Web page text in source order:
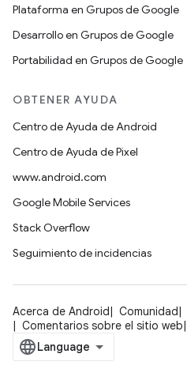
Plataforma en Grupos de Google
Desarrollo en Grupos de Google
Portabilidad en Grupos de Google
OBTENER AYUDA
Centro de Ayuda de Android
Centro de Ayuda de Pixel
www.android.com
Google Mobile Services
Stack Overflow
Seguimiento de incidencias
Acerca de Android Comunidad
Comentarios sobre el sitio web